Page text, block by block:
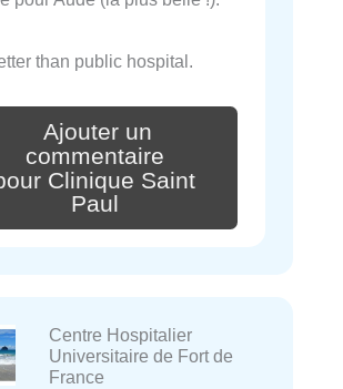
than public hospital.
Ajouter un
commentaire
Clinique Saint
Paul
Centre Hospitalier
Universitaire de Fort de
France